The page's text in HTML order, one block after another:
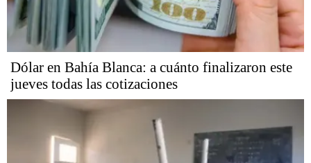
Dólar en Bahía Blanca: a cuánto finalizaron este
jueves todas las cotizaciones